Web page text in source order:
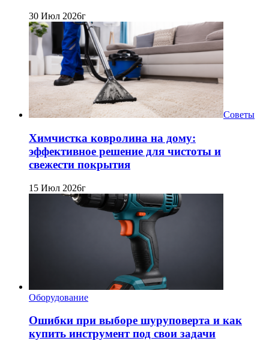
30 Июл 2026г
Советы
Химчистка ковролина на дому:
эффективное решение для чистоты и
свежести покрытия
15 Июл 2026г
Оборудование
Ошибки при выборе шуруповерта и как
купить инструмент под свои задачи